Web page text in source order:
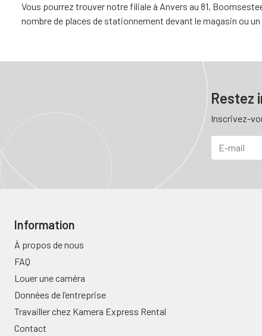
Vous pourrez trouver notre filiale à Anvers au 81,
nombre de places de stationnement devant le magasin ou
Restez
Inscrivez-
Information
À propos de nous
FAQ
Louer une caméra
Données de l’entreprise
Travailler chez Kamera Express Rental
Contact